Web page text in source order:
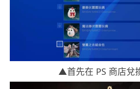
▲首先在 PS 商店兌